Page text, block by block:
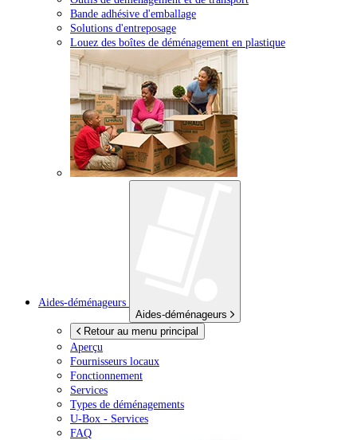
Bande adhésive d'emballage
Solutions d'entreposage
Louez des boîtes de déménagement en plastique
Aides-déménageurs
Aides-déménageurs
Retour au menu principal
Aperçu
Fournisseurs locaux
Fonctionnement
Services
Types de déménagements
U-Box - Services
FAQ